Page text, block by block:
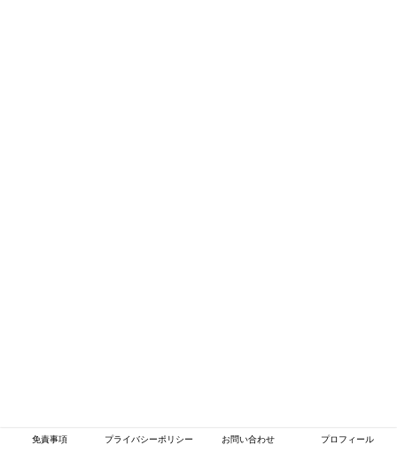
免責事項 プライバシーポリシー お問い合わせ プロフィール